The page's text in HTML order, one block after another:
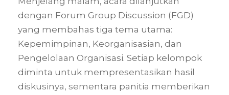
dengan Forum Group Discussion (FGD)
yang membahas tiga tema utama:
Kepemimpinan, Keorganisasian, dan
Pengelolaan Organisasi. Setiap kelompok
diminta untuk mempresentasikan hasil
diskusinya, sementara panitia memberikan